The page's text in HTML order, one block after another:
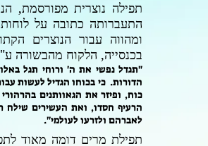
תפילה נוצרית מפורסמת,
התעברותה כתובה על
ומהווה עבור הנוצרים
בכנסייה, הלקוח מהבשורה
"תגדל נפשי את ה' ורוחי תגל
הדורות. כי בכוחו הגדיל לעשות
כוח, ופיזר את הגאוותנים
הרעיף חסדו, ואת העשירים שילח
לאברהם ולזרעו לעולמי".
תפילת מרים דומה מאוד